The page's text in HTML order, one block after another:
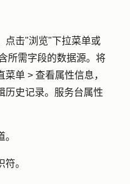
点击"浏览"下拉菜单或
所需字段的数据源。将
菜单 > 查看属性信息，
历史记录。服务台属性
。